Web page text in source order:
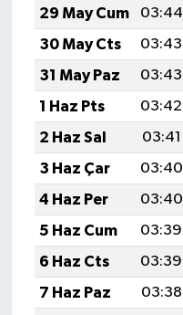
29 May Cum
03:44
30 May Cts
03:43
31 May Paz
03:43
1 Haz Pts
03:42
2 Haz Sal
03:41
3 Haz Çar
03:40
4 Haz Per
03:40
5 Haz Cum
03:39
6 Haz Cts
03:39
7 Haz Paz
03:38